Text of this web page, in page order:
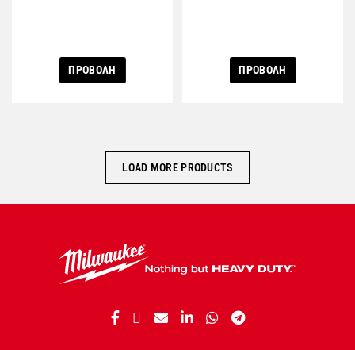
ΠΡΟΒΟΛΗ ΠΡΟΒΟΛΗ
LOAD MORE PRODUCTS